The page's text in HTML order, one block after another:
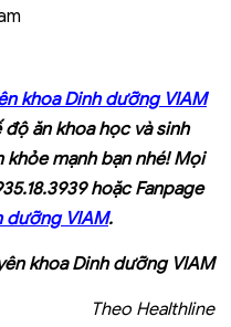
khoa Dinh dưỡng VIAM
ăn khoa học và sinh
mạnh bạn nhé! Mọi
hoặc Fanpage
dưỡng VIAM.
khoa Dinh dưỡng VIAM
Theo Healthline